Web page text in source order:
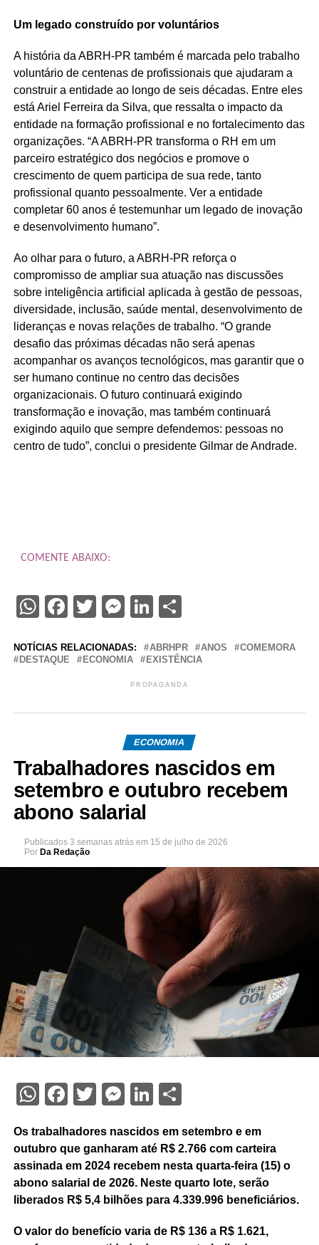
Um legado construído por voluntários
A história da ABRH-PR também é marcada pelo trabalho
voluntário de centenas de profissionais que ajudaram a
construir a entidade ao longo de seis décadas. Entre eles
está Ariel Ferreira da Silva, que ressalta o impacto da
entidade na formação profissional e no fortalecimento das
organizações. “A ABRH-PR transforma o RH em um
parceiro estratégico dos negócios e promove o
crescimento de quem participa de sua rede, tanto
profissional quanto pessoalmente. Ver a entidade
completar 60 anos é testemunhar um legado de inovação
e desenvolvimento humano”.
Ao olhar para o futuro, a ABRH-PR reforça o
compromisso de ampliar sua atuação nas discussões
sobre inteligência artificial aplicada à gestão de pessoas,
diversidade, inclusão, saúde mental, desenvolvimento de
lideranças e novas relações de trabalho. “O grande
desafio das próximas décadas não será apenas
acompanhar os avanços tecnológicos, mas garantir que o
ser humano continue no centro das decisões
organizacionais. O futuro continuará exigindo
transformação e inovação, mas também continuará
exigindo aquilo que sempre defendemos: pessoas no
centro de tudo”, conclui o presidente Gilmar de Andrade.
COMENTE ABAIXO:
WhatsApp
Facebook
Twitter
Messenger
LinkedIn
Share
NOTÍCIAS RELACIONADAS: ABRHPR ANOS
COMEMORA
DESTAQUE
ECONOMIA EXISTÊNCIA
PROPAGANDA
ECONOMIA
Trabalhadores nascidos em
setembro e outubro recebem
abono salarial
Publicados 3 semanas atrás em 15 de julho de 2026
Por Da Redação
WhatsApp
Facebook
TwitterMessenger
LinkedIn
Os trabalhadores nascidos em setembro e em
outubro que ganharam até R$ 2.766 com carteira
assinada em 2024 recebem nesta quarta-feira (15) o
abono salarial de 2026. Neste quarto lote, serão
liberados R$ 5,4 bilhões para 4.339.996 beneficiários.
O valor do benefício varia de R$ 136 a R$ 1.621,